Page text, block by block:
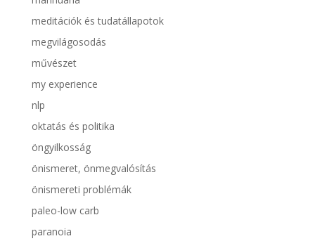
meditációk és tudatállapotok
megvilágosodás
művészet
my experience
nlp
oktatás és politika
öngyilkosság
önismeret, önmegvalósítás
önismereti problémák
paleo-low carb
paranoia